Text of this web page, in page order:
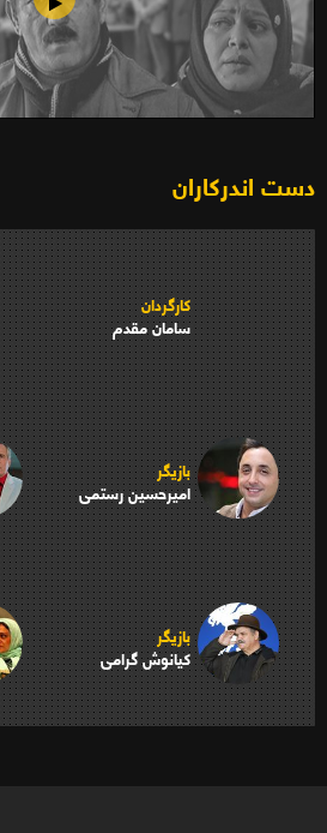
دست اندرکاران
کارگردان
سامان مقدم
بازیگر
امیرحسین رستمی
بازیگر
کیانوش گرامی